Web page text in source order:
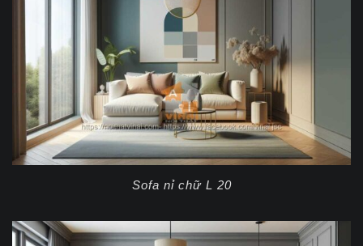
Sofa nỉ chữ L 20